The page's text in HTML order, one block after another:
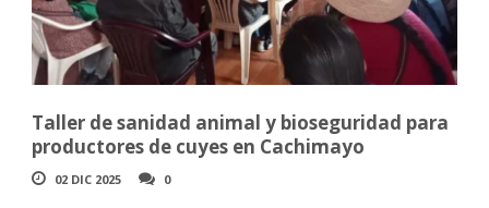
Taller de sanidad animal y bioseguridad para
productores de cuyes en Cachimayo
02 DIC 2025 0